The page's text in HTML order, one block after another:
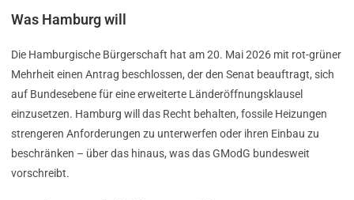
Was Hamburg will
Die Hamburgische Bürgerschaft hat am 20. Mai 2026 mit rot-grüner
Mehrheit einen Antrag beschlossen, der den Senat beauftragt, sich
auf Bundesebene für eine erweiterte Länderöffnungsklausel
einzusetzen. Hamburg will das Recht behalten, fossile Heizungen
strengeren Anforderungen zu unterwerfen oder ihren Einbau zu
beschränken – über das hinaus, was das GModG bundesweit
vorschreibt.